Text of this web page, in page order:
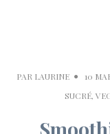
PAR LAURINE 10
SUCRÉ,